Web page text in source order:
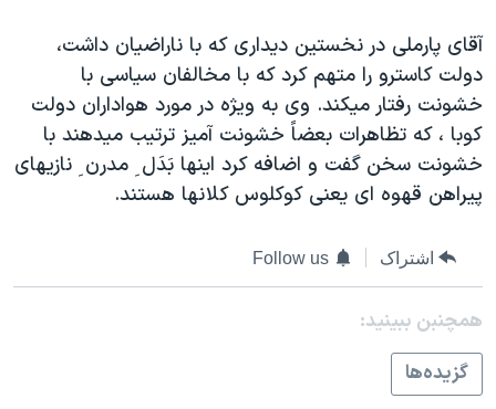
علم و فناوری
اسرائیل در جنگ
گالری عکس
آرشیو پخش زنده
رمز مهسا
ورزش زنان در ایران
اعتراضات زن، زندگی، آزادی
مجموعه مستندهای دادخواهی
دادگاه حمید نوری
چهل سال گروگان‌گیری
قانون شفافیت دارائی کادر رهبری ایران
اعتراضات مردمی آبان ۹۸
زبانهای مختلف
آقای پارملی در نخستین دیداری که با ناراضیان داشت،
دولت کاسترو را متهم کرد که با مخالفان سیاسی با
خشونت رفتار میکند. وی به ویژه در مورد هواداران دولت
کوبا ، که تظاهرات بعضاً خشونت آمیز ترتیب میدهند با
خشونت سخن گفت و اضافه کرد اینها بَدَل ِ مدرن ِ نازیهای
پیراهن قهوه ای یعنی کوکلوس کلانها هستند.
اشتراک Follow us
همچنبن ببینید:
گزيده‌ها